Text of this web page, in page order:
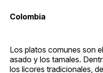
Colombia
Los platos comunes son
asado y los tamales.
los licores tradicionales,